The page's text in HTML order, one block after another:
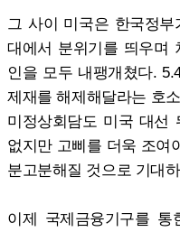
그 사이 미국은 한국정
대에서 분위기를 띄우며
인을 모두 내팽개쳤다.
제재를 해제해달라는 호
미정상회담도 미국 대선
없지만 고삐를 더욱 조여
분고분해질 것으로 기대
이제 국제금융기구를